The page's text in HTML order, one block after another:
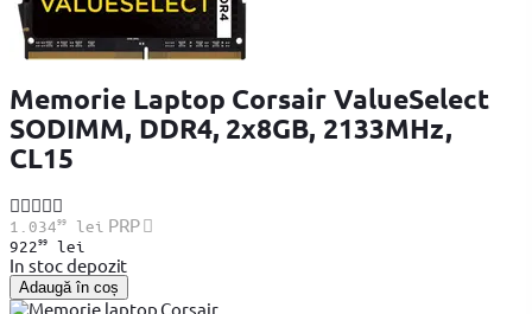
Memorie Laptop Corsair ValueSelect
SODIMM, DDR4, 2x8GB, 2133MHz,
CL15
1.03499lei PRP
92299lei
In stoc depozit
Adaugă în coș